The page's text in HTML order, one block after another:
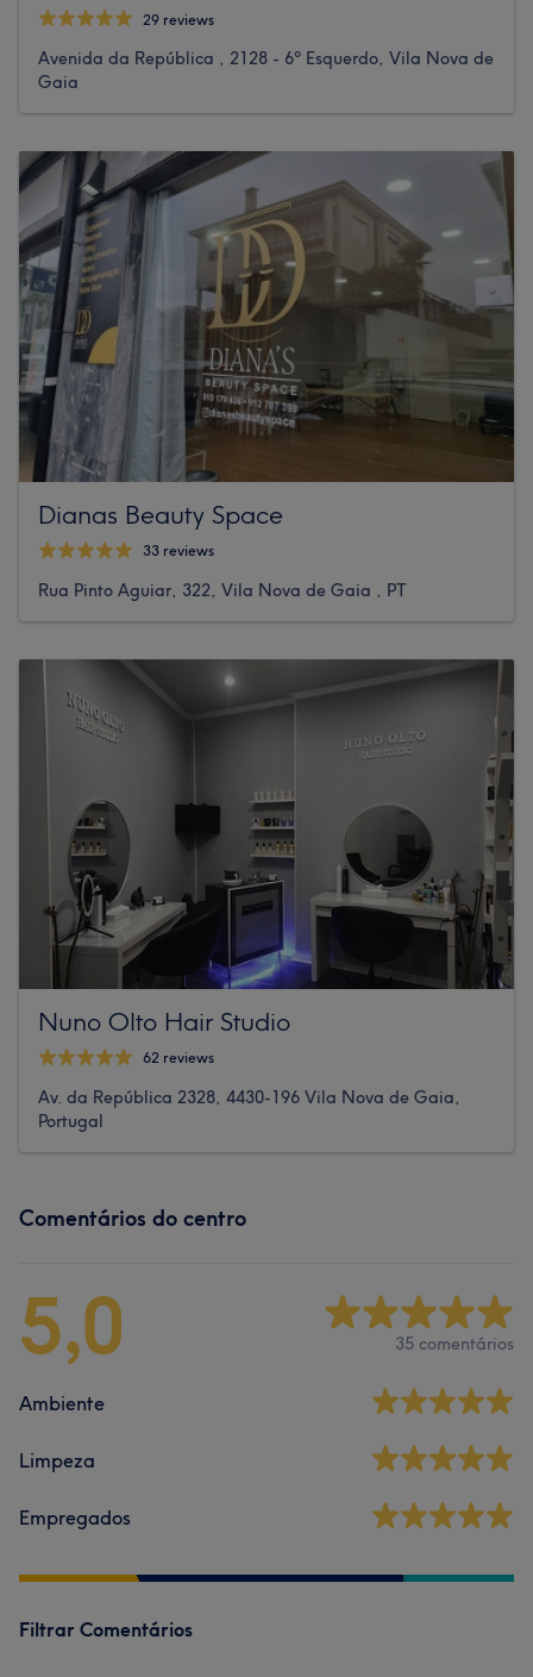
29 reviews
Avenida da República , 2128 - 6º Esquerdo, Vila Nova de
Gaia
Dianas Beauty Space
33 reviews
Rua Pinto Aguiar, 322, Vila Nova de Gaia , PT
Nuno Olto Hair Studio
62 reviews
Av. da República 2328, 4430-196 Vila Nova de Gaia,
Portugal
Comentários do centro
5,0 35 comentários
Ambiente
Limpeza
Empregados
Filtrar Comentários